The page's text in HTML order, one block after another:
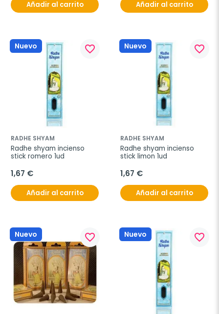
Añadir al carrito Añadir al carrito
Nuevo favorite_border
RADHE SHYAM
Radhe shyam incienso
stick romero 1ud
1,67 €
Añadir al carrito
Nuevo favorite_border
RADHE SHYAM
Radhe shyam incienso
stick limon 1ud
1,67 €
Añadir al carrito
Nuevo favorite_border Nuevo favorite_border